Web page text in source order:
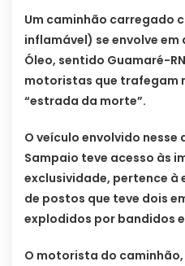
Um caminhão carregado
inflamável) se envolve
Óleo, sentido Guamaré-
motoristas que trafegam
“estrada da morte”.
O veículo envolvido
Sampaio teve acesso às
exclusividade, pertence à
de postos que teve dois
explodidos por bandidos
O motorista do